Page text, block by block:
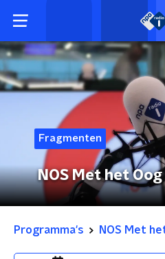
Fragmenten
NOS Met het
Programma's NOS Met